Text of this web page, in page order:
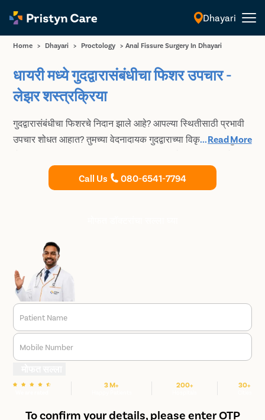
मराठी
Dhayari
Home > Dhayari > Proctology > Anal Fissure Surgery In Dhayari
धायरी मध्ये गुदद्वारासंबंधीचा फिशर उपचार -
लेझर शस्त्रक्रिया
गुदद्वारासंबंधीचा फिशरचे निदान झाले आहे? आपल्या स्थितीसाठी प्रभावी
उपचार शोधत आहात? तुमच्या वेदनादायक गुदद्वाराच्या विकृतीपासून मुक्त
< शहर > मधील उच्च प्रशिक्षित आणि अनुभवी एनोरेक्टल सर्जनचा सल्ला
...Read More
Call Us 080-6541-7794
Patient Name
Mobile Number
3 M+ 200+ 30+
To confirm your details, please enter OTP